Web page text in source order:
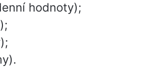
hodnoty);